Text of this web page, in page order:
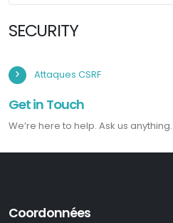
SECURITY
Attaques CSRF
Get in Touch
We’re here to help. Ask us anything.
Coordonnées